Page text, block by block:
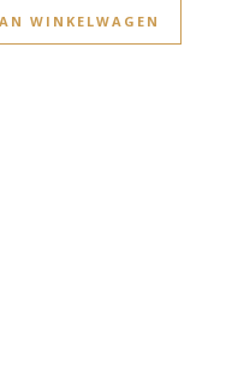
WINKELWAGEN